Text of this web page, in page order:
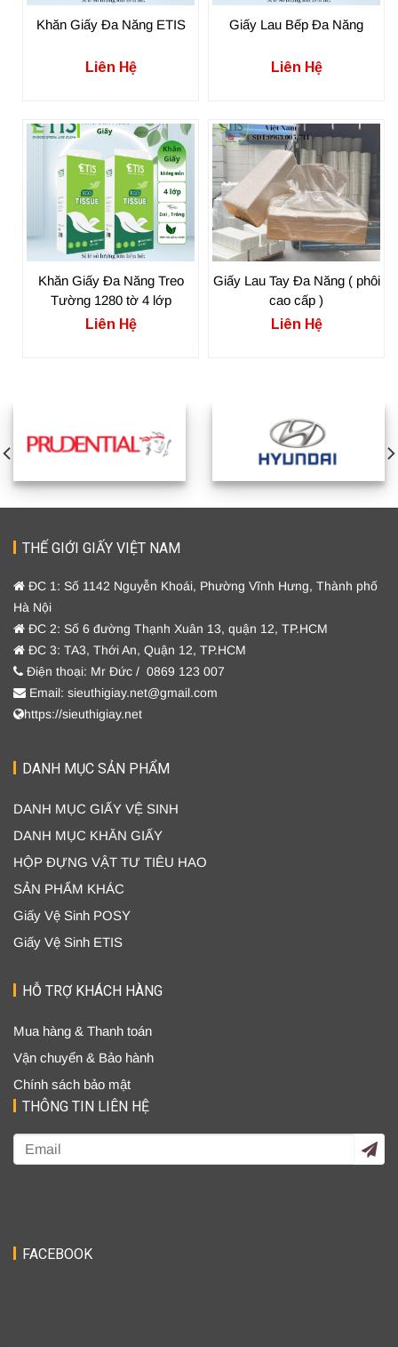
Khăn Giấy Đa Năng ETIS
Liên Hệ
Giấy Lau Bếp Đa Năng
Liên Hệ
Khăn Giấy Đa Năng Treo
Tường 1280 tờ 4 lớp
Liên Hệ
Giấy Lau Tay Đa Năng ( phôi
cao cấp )
Liên Hệ
THẾ GIỚI GIẤY VIỆT NAM
ĐC 1: Số 1142 Nguyễn Khoái, Phường Vĩnh Hưng, Thành phố
Hà Nội
ĐC 2: Số 6 đường Thạnh Xuân 13, quận 12, TP.HCM
ĐC 3: TA3, Thới An, Quận 12, TP.HCM
Điện thoại: Mr Đức / 0869 123 007
Email: sieuthigiay.net@gmail.com
https://sieuthigiay.net
DANH MỤC SẢN PHẨM
DANH MỤC GIẤY VỆ SINH
DANH MỤC KHĂN GIẤY
HỘP ĐỰNG VẬT TƯ TIÊU HAO
SẢN PHẨM KHÁC
Giấy Vệ Sinh POSY
Giấy Vệ Sinh ETIS
HỖ TRỢ KHÁCH HÀNG
Mua hàng & Thanh toán
Vận chuyển & Bảo hành
Chính sách bảo mật
THÔNG TIN LIÊN HỆ
FACEBOOK